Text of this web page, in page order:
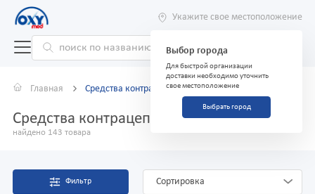
Укажите свое местоположение
Выбор города
Для быстрой организации
доставки необходимо уточнить
свое местоположение
Выбрать город
Главная Средства контрацепции, лубриканты
Средства контрацепции, лубриканты
найдено 143 товара
Фильтр Сортировка